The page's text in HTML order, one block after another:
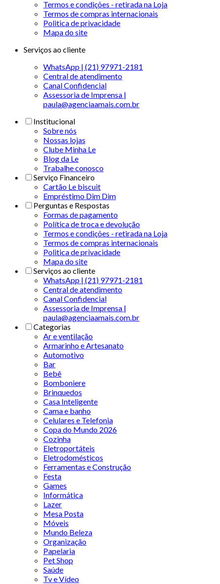
Termos e condições - retirada na Loja
Termos de compras internacionais
Politica de privacidade
Mapa do site
Serviços ao cliente
WhatsApp | (21) 97971-2181
Central de atendimento
Canal Confidencial
Assessoria de Imprensa |
paula@agenciaamais.com.br
Institucional
Sobre nós
Nossas lojas
Clube Minha Le
Blog da Le
Trabalhe conosco
Serviço Financeiro
Cartão Le biscuit
Empréstimo Dim Dim
Perguntas e Respostas
Formas de pagamento
Política de troca e devolução
Termos e condições - retirada na Loja
Termos de compras internacionais
Politica de privacidade
Mapa do site
Serviços ao cliente
WhatsApp | (21) 97971-2181
Central de atendimento
Canal Confidencial
Assessoria de Imprensa |
paula@agenciaamais.com.br
Categorias
Ar e ventilação
Armarinho e Artesanato
Automotivo
Bar
Bebê
Bomboniere
Brinquedos
Casa Inteligente
Cama e banho
Celulares e Telefonia
Copa do Mundo 2026
Cozinha
Eletroportáteis
Eletrodomésticos
Ferramentas e Construção
Festa
Games
Informática
Lazer
Mesa Posta
Móveis
Mundo Beleza
Organização
Papelaria
Pet Shop
Saúde
Tv e Vídeo